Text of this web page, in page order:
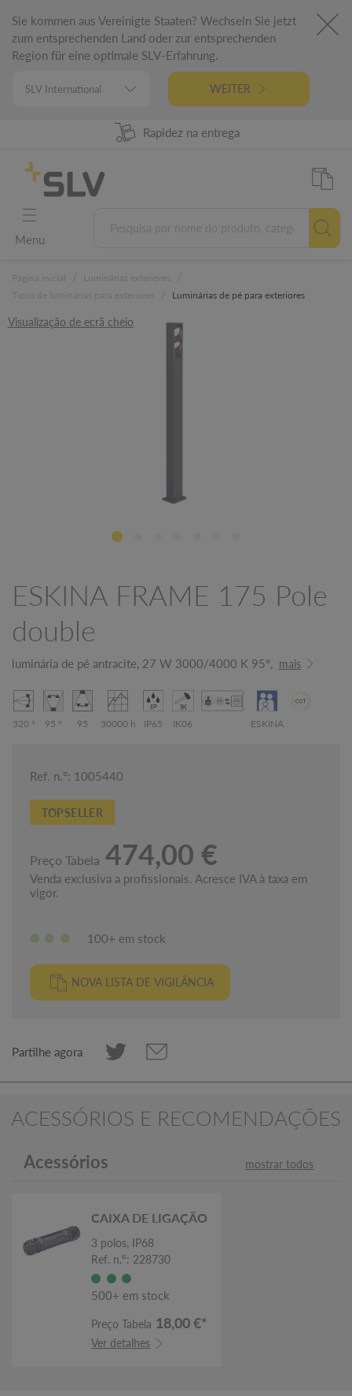
Sie kommen aus Vereinigte Staaten? Wechseln Sie jetzt
zum entsprechenden Land oder zur entsprechenden
Region für eine optimale SLV-Erfahrung.
WEITER
98% Disponibilidade dos produtos
Rapidez na entrega
5 anos garantia
Engenharia alemã
Menu
Luminárias de pé para exteriores
Visualização de ecrã cheio
ESKINA FRAME 175 Pole
double
luminária de pé antracite, 27 W 3000/4000 K 95°, mais
320 ° 95 ° 95 30000 h IP65 IK06 ESKINA
Ref. n.º: 1005440
TOPSELLER
Preço Tabela 474,00 €
Venda exclusiva a profissionais. Acresce IVA à taxa em
vigor.
100+ em stock
NOVA LISTA DE VIGILÂNCIA
Partilhe agora
ACESSÓRIOS E RECOMENDAÇÕES
Acessórios mostrar todos
CAIXA DE LIGAÇÃO
3 polos, IP68
Ref. n.º: 228730
500+ em stock
Preço Tabela 18,00 €*
Ver detalhes